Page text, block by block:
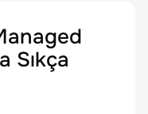
Sıkça